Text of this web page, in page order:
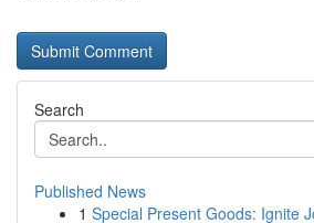
Search
Published News
1 Special Present Goods: Ignite